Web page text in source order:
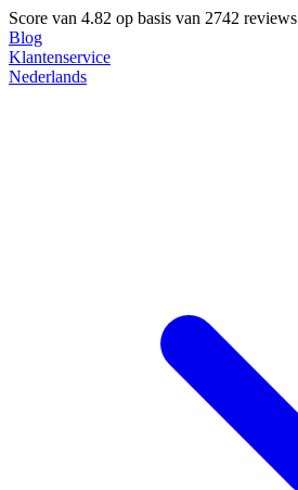
Score van 4.82 op basis van 2742 reviews
Blog
Klantenservice
Nederlands